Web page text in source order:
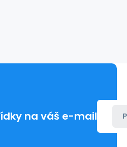
na váš e-mail